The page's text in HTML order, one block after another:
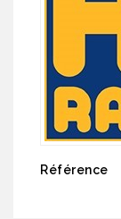
Référence